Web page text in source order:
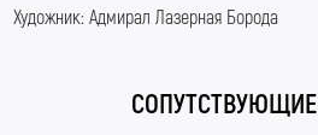
Художник: Адмирал Лазерная Борода